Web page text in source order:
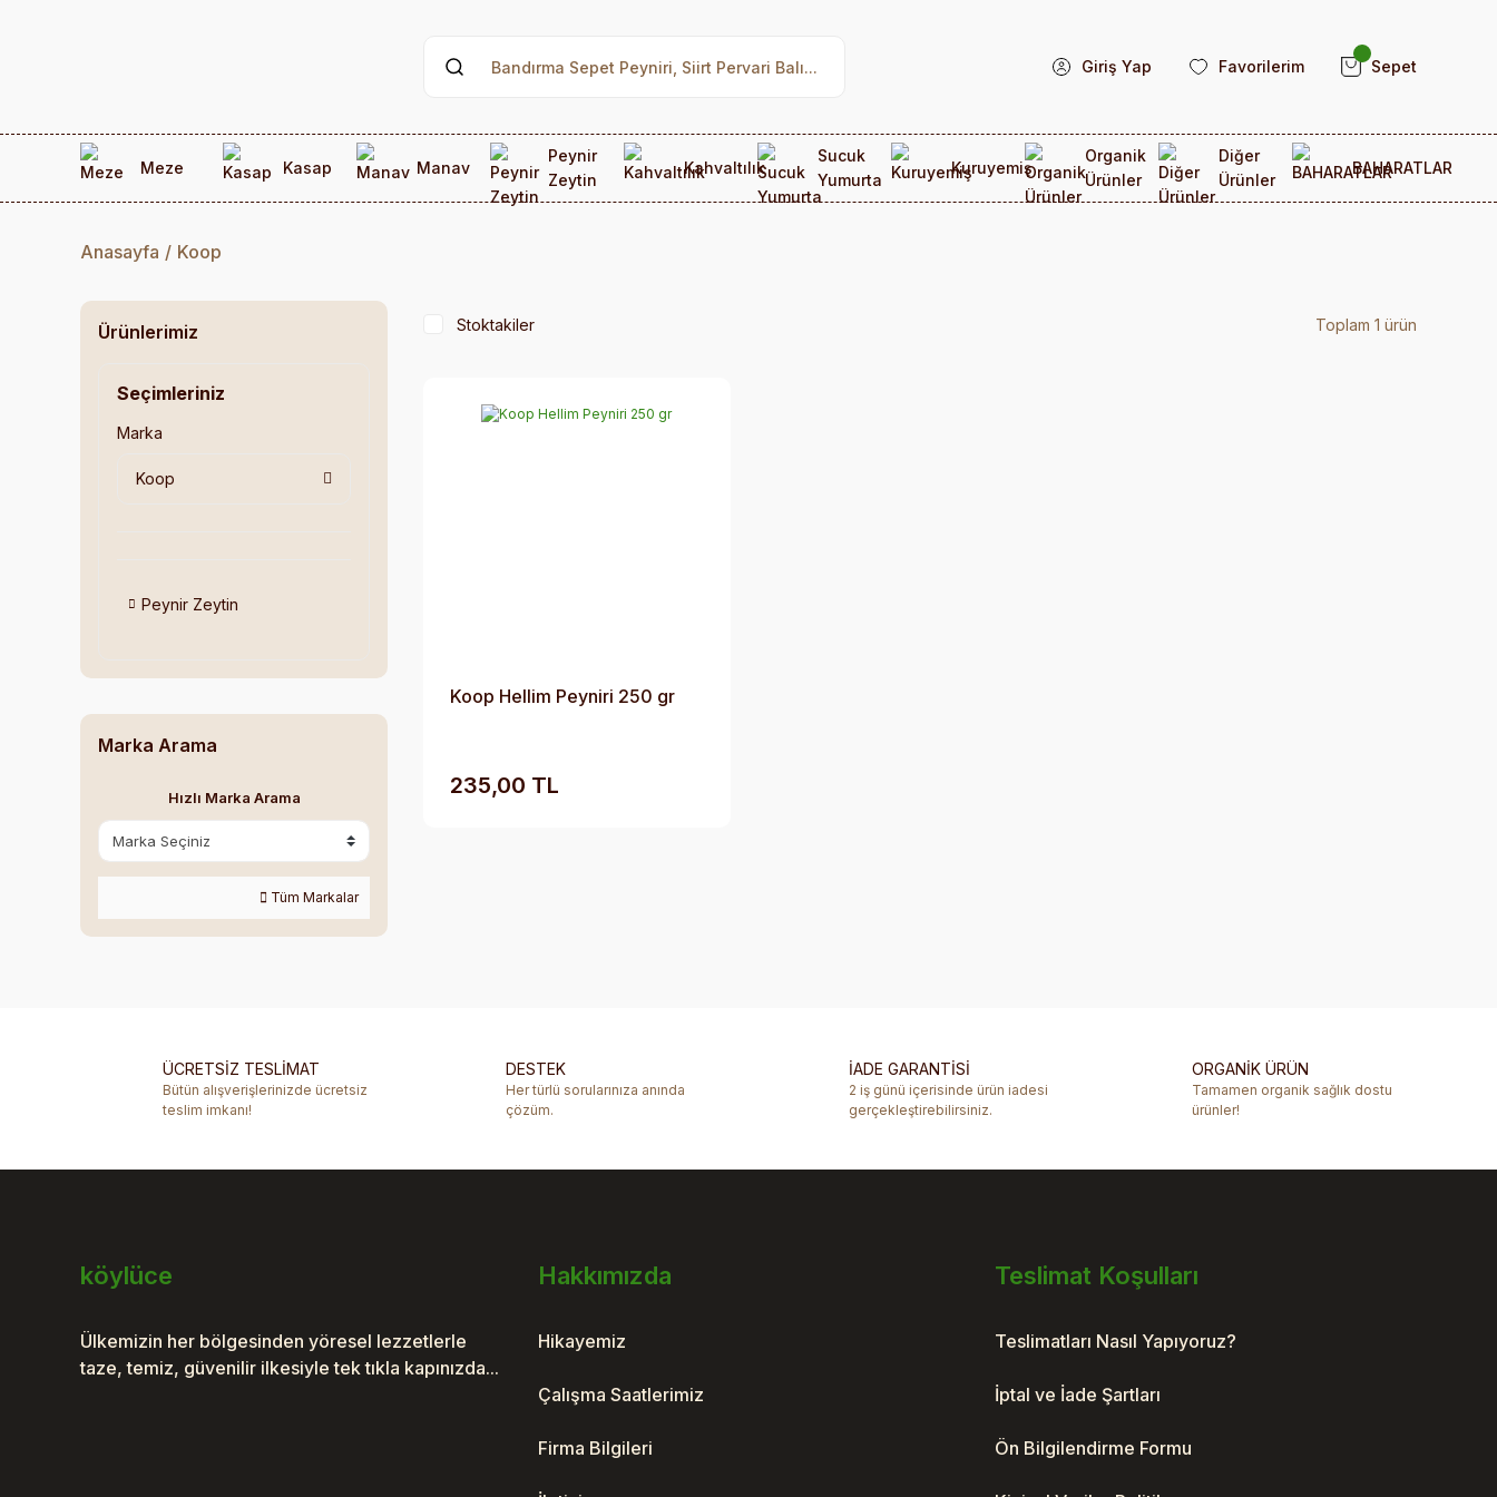
Giriş Yap Favorilerim Sepet
Meze Kasap Manav
Peynir
Zeytin
Kahvaltılık
Sucuk
Yumurta
Kuruyemiş
Organik
Ürünler
Diğer
Ürünler
BAHARATLAR
Anasayfa Koop
Ürünlerimiz
Seçimleriniz
Marka
Koop
Peynir Zeytin
Marka Arama
Hızlı Marka Arama
Tüm Markalar
Stoktakiler Toplam 1 ürün
Koop Hellim Peyniri 250 gr
235,00 TL
ÜCRETSİZ TESLİMAT
Bütün alışverişlerinizde ücretsiz
teslim imkanı!
DESTEK
Her türlü sorularınıza anında
çözüm.
İADE GARANTİSİ
2 iş günü içerisinde ürün iadesi
gerçekleştirebilirsiniz.
ORGANİK ÜRÜN
Tamamen organik sağlık dostu
ürünler!
köylüce
Ülkemizin her bölgesinden yöresel lezzetlerle
taze, temiz, güvenilir ilkesiyle tek tıkla kapınızda...
Hakkımızda
Hikayemiz
Çalışma Saatlerimiz
Firma Bilgileri
Teslimat Koşulları
Teslimatları Nasıl Yapıyoruz?
İptal ve İade Şartları
Ön Bilgilendirme Formu